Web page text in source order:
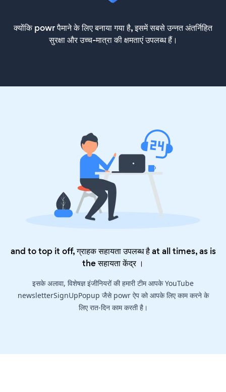
क्योंकि powr पैमाने के लिए बनाया गया है, इसमें सबसे उन्नत अंतर्निहित
सुरक्षा और उच्च-मात्रा की क्षमताएं उपलब्ध हैं।
and to top it off, ग्राहक सहायता उपलब्ध है at all times, as is
theसहायता केंद्र।
इसके अलावा, विशेषज्ञ इंजीनियरों की हमारी टीम आपके YouTube
newsletterSignUpPopup जैसे powr ऐप को आपके लिए काम करने के
लिए रात-दिन काम करती है।